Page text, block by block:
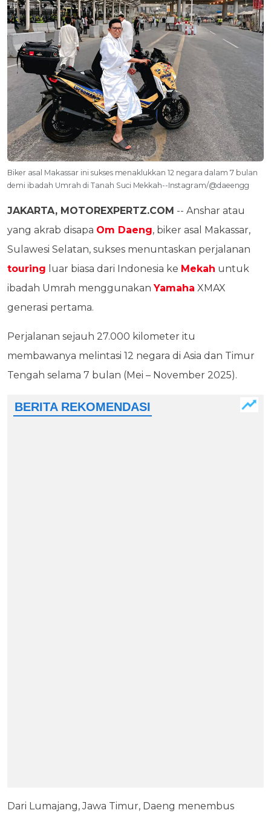
Biker asal Makassar ini sukses menaklukkan 12 negara dalam 7 bulan
demi ibadah Umrah di Tanah Suci Mekkah--Instagram/@daeengg
JAKARTA, MOTOREXPERTZ.COM -- Anshar atau
yang akrab disapa Om Daeng, biker asal Makassar,
Sulawesi Selatan, sukses menuntaskan perjalanan
touring luar biasa dari Indonesia ke Mekah untuk
ibadah Umrah menggunakanYamaha XMAX
generasi pertama.
Perjalanan sejauh 27.000 kilometer itu
membawanya melintasi 12 negara di Asia dan Timur
Tengah selama 7 bulan (Mei – November 2025).
Dari Lumajang, Jawa Timur, Daeng menembus